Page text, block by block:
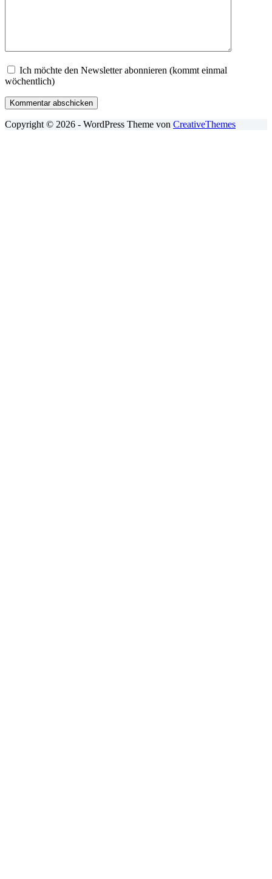
Ich möchte den Newsletter abonnieren (kommt einmal
wöchentlich)
Kommentar abschicken
Copyright © 2026 - WordPress Theme von CreativeThemes